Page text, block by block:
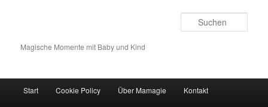
Magische Momente mit Baby und Kind
Zum Inhalt wechseln
Zum sekundären Inhalt wechseln
Start Cookie Policy Über Mamagie Kontakt